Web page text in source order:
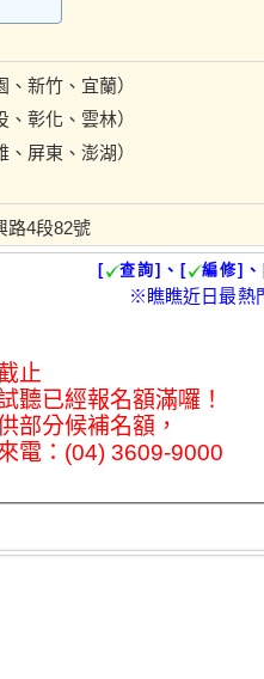
新竹、宜蘭）
彰化、雲林）
屏東、澎湖）
路4段82號
[ 查詢]、[ 編修]
※瞧瞧近日最熱
止
聽已經報名額滿囉！
部分候補名額，
電：(04) 3609-9000